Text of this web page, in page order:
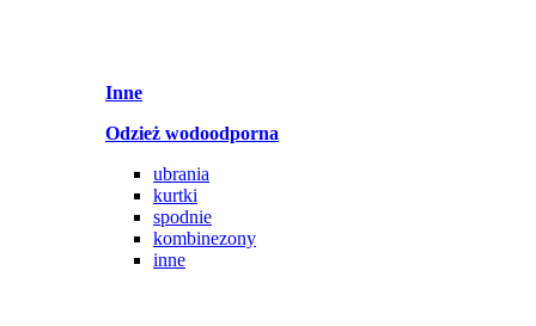
Inne
Odzież wodoodporna
ubrania
kurtki
spodnie
kombinezony
inne